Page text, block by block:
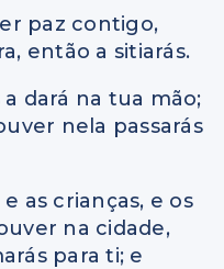
paz contigo,
então a sitiarás.
dará na tua mão;
nela passarás
as crianças, e os
na cidade,
para ti; e